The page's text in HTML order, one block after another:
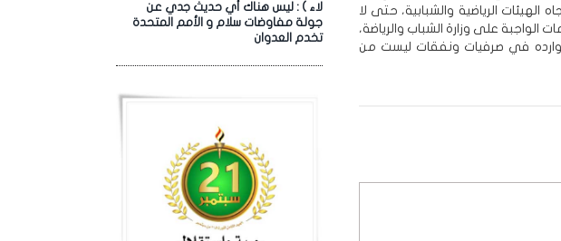
لاء ) : ليس هناك أي حديث جدي عن
جولة مفاوضات سلام و الأمم المتحدة
تخدم العدوان
الهيئات الرياضية والشبابية، حتى لا
الواجبة على وزارة الشباب والرياضة،
في صرفيات ونفقات ليست من